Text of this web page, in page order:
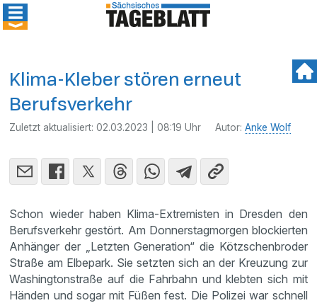
Klima-Kleber stören erneut
Berufsverkehr
Zuletzt aktualisiert:02.03.2023 | 08:19 Uhr Autor:Anke Wolf
Schon wieder haben Klima-Extremisten in Dresden den
Berufsverkehr gestört. Am Donnerstagmorgen blockierten
Anhänger der „Letzten Generation“ die Kötzschenbroder
Straße am Elbepark. Sie setzten sich an der Kreuzung zur
Washingtonstraße auf die Fahrbahn und klebten sich mit
Händen und sogar mit Füßen fest. Die Polizei war schnell